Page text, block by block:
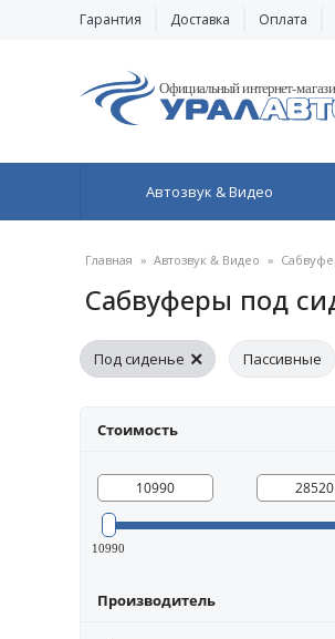
Гарантия Доставка Оплата
Автозвук & Видео
Главная » Автозвук & Видео »
Сабвуферы под
Под сиденье Пассивные
Стоимость
10990
Производитель